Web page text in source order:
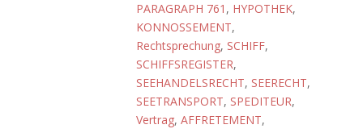
PARAGRAPH 761 , HYPOTHEK,
KONNOSSEMENT,
Rechtsprechung, SCHIFF,
SCHIFFSREGISTER,
SEEHANDELSRECHT, SEERECHT,
SEETRANSPORT, SPEDITEUR,
Vertrag, AFFRETEMENT,